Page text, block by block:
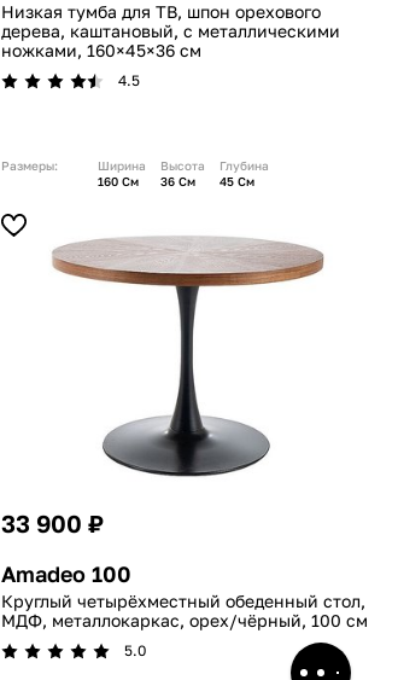
Низкая тумба для ТВ, шпон орехового
дерева, каштановый, с металлическими
ножками, 160×45×36 см
4.5
Размеры:
Ширина
160 См
Высота
36 См
Глубина
45 См
33 900 ₽
Amadeo 100
Круглый четырёхместный обеденный стол,
МДФ, металлокаркас, орех/чёрный, 100 см
5.0